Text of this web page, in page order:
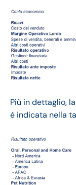
Più in dettaglio,
è indicata nella